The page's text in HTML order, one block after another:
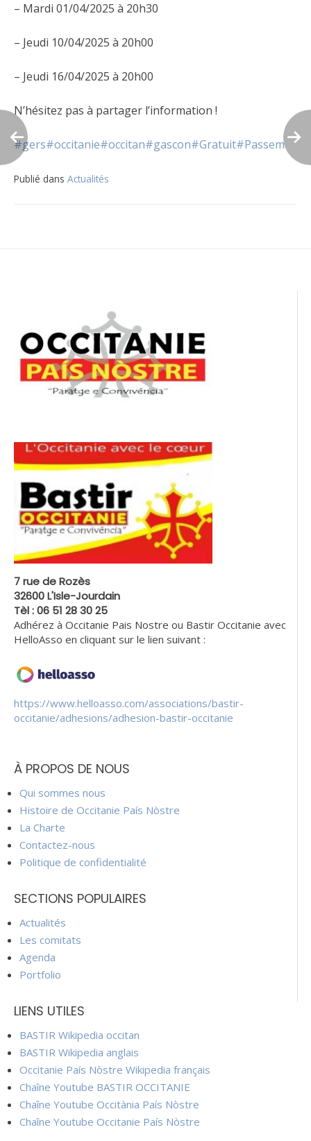
– Mardi 01/04/2025 à 20h30
– Jeudi 10/04/2025 à 20h00
– Jeudi 16/04/2025 à 20h00
N’hésitez pas à partager l’information !
#gers#occitanie#occitan#gascon#Gratuit#Passem
Publié dans Actualités
7 rue de Rozès
32600 L'Isle-Jourdain
Tèl : 06 51 28 30 25
Adhérez à Occitanie Pais Nostre ou Bastir Occitanie avec
HelloAsso en cliquant sur le lien suivant :
https://www.helloasso.com/associations/bastir-
occitanie/adhesions/adhesion-bastir-occitanie
À PROPOS DE NOUS
Qui sommes nous
Histoire de Occitanie País Nòstre
La Charte
Contactez-nous
Politique de confidentialité
SECTIONS POPULAIRES
Actualités
Les comitats
Agenda
Portfolio
LIENS UTILES
BASTIR Wikipedia occitan
BASTIR Wikipedia anglais
Occitanie País Nòstre Wikipedia français
Chaîne Youtube BASTIR OCCITANIE
Chaîne Youtube Occitània País Nòstre
Chaîne Youtube Occitanie País Nòstre